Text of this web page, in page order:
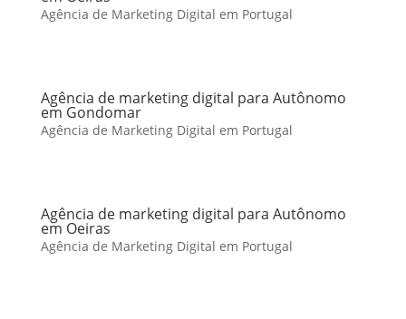
Agência de Marketing Digital em Portugal
Agência de marketing digital para Autônomo
em Gondomar
Agência de Marketing Digital em Portugal
Agência de marketing digital para Autônomo
em Oeiras
Agência de Marketing Digital em Portugal